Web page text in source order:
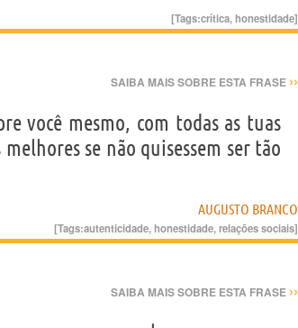
[Tags:crítica,honestidade]
SAIBA MAIS SOBRE ESTA FRASE ››
você mesmo, com todas as tuas
se não quisessem ser tão
AUGUSTO BRANCO
[Tags:autenticidade,honestidade,relações sociais]
SAIBA MAIS SOBRE ESTA FRASE ››